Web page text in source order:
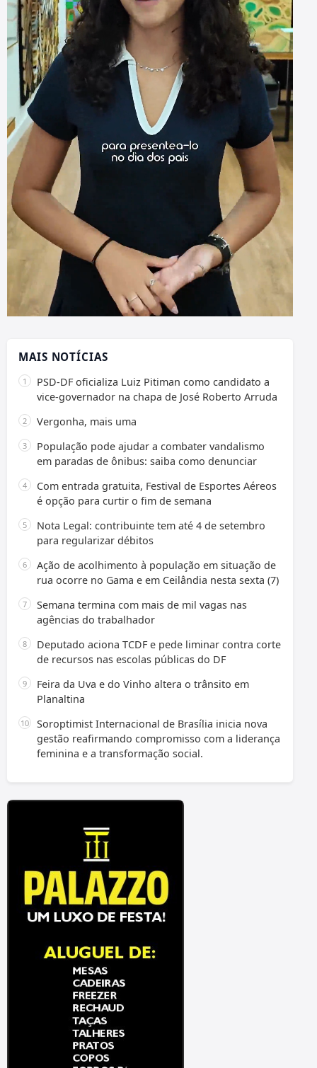
MAIS NOTÍCIAS
PSD-DF oficializa Luiz Pitiman como candidato a
vice-governador na chapa de José Roberto Arruda
Vergonha, mais uma
População pode ajudar a combater vandalismo
em paradas de ônibus: saiba como denunciar
Com entrada gratuita, Festival de Esportes Aéreos
é opção para curtir o fim de semana
Nota Legal: contribuinte tem até 4 de setembro
para regularizar débitos
Ação de acolhimento à população em situação de
rua ocorre no Gama e em Ceilândia nesta sexta (7)
Semana termina com mais de mil vagas nas
agências do trabalhador
Deputado aciona TCDF e pede liminar contra corte
de recursos nas escolas públicas do DF
Feira da Uva e do Vinho altera o trânsito em
Planaltina
Soroptimist Internacional de Brasília inicia nova
gestão reafirmando compromisso com a liderança
feminina e a transformação social.